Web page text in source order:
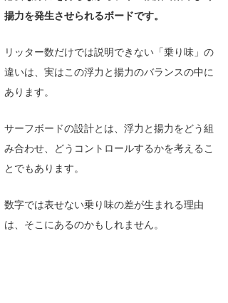
揚力を発生させられるボードです。
リッター数だけでは説明できない「乗り味」の
違いは、実はこの浮力と揚力のバランスの中に
あります。
サーフボードの設計とは、浮力と揚力をどう組
み合わせ、どうコントロールするかを考えるこ
とでもあります。
数字では表せない乗り味の差が生まれる理由
は、そこにあるのかもしれません。